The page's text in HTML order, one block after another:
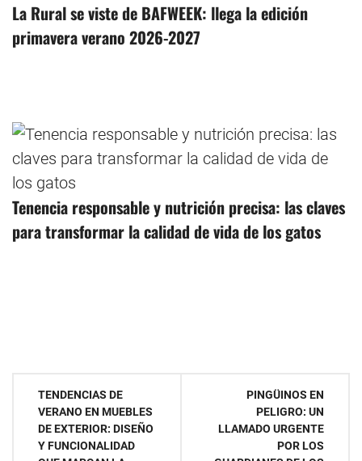
La Rural se viste de BAFWEEK: llega la edición
primavera verano 2026-2027
Tenencia responsable y nutrición precisa: las claves
para transformar la calidad de vida de los gatos
Navegación
TENDENCIAS DE
VERANO EN MUEBLES
DE EXTERIOR: DISEÑO
Y FUNCIONALIDAD
PINGÜINOS EN
PELIGRO: UN
LLAMADO URGENTE
POR LOS